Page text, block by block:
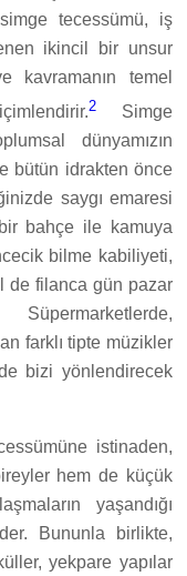
tecessümü, iş
ikincil bir unsur
kavramanın temel
2 Simge
dünyamızın
bütün idrakten önce
saygı emaresi
bahçe ile kamuya
bilme kabiliyeti,
de filanca gün pazar
farklı tipte müzikler
bizi yönlendirecek
istinaden,
hem de küçük
yaşandığı
Bununla birlikte,
yekpare yapılar